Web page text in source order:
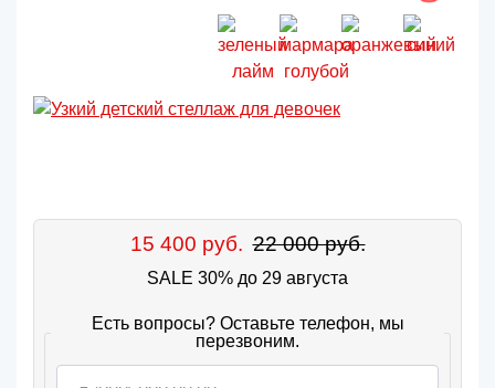
15 400 руб. 22 000 руб.
SALE 30% до 29 августа
Есть вопросы? Оставьте телефон, мы
перезвоним.